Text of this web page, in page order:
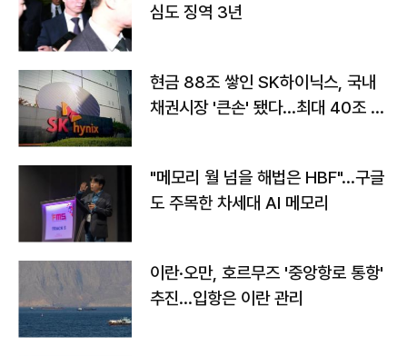
심도 징역 3년
현금 88조 쌓인 SK하이닉스, 국내
채권시장 '큰손' 됐다…최대 40조 투
"메모리 월 넘을 해법은 HBF"…구글
도 주목한 차세대 AI 메모리
이란·오만, 호르무즈 '중앙항로 통항'
추진…입항은 이란 관리